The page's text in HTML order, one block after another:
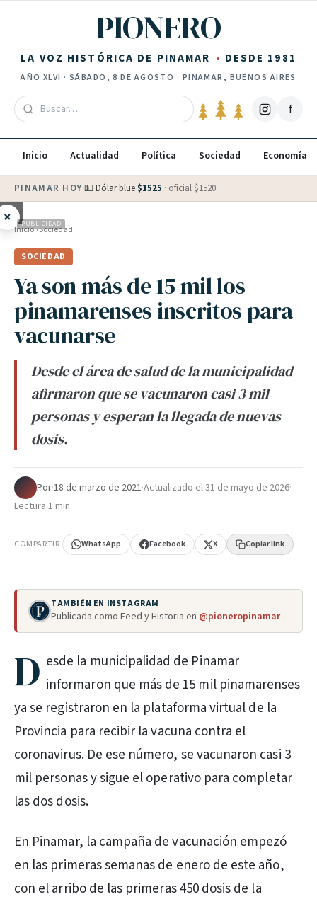
PIONERO
LA VOZ HISTÓRICA DE PINAMAR DESDE 1981
AÑO XLVI · SÁBADO, 8 DE AGOSTO · PINAMAR, BUENOS AIRES
f
Inicio Actualidad Política Sociedad Economía
PINAMAR HOY·💵 Dólar blue $1525 · oficial $1520
× PUBLICIDAD
Inicio›Sociedad
SOCIEDAD
Ya son más de 15 mil los
pinamarenses inscritos para
vacunarse
Desde el área de salud de la municipalidad
afirmaron que se vacunaron casi 3 mil
personas y esperan la llegada de nuevas
dosis.
Por·18 de marzo de 2021·Actualizado el31 de mayo de 2026·
Lectura 1 min
COMPARTIR WhatsApp Facebook X Copiar link
TAMBIÉN EN INSTAGRAM
Publicada como Feed y Historia en @pioneropinamar
D esde la municipalidad de Pinamar
informaron que más de 15 mil pinamarenses
ya se registraron en la plataforma virtual de la
Provincia para recibir la vacuna contra el
coronavirus. De ese número, se vacunaron casi 3
mil personas y sigue el operativo para completar
las dos dosis.
En Pinamar, la campaña de vacunación empezó
en las primeras semanas de enero de este año,
con el arribo de las primeras 450 dosis de la